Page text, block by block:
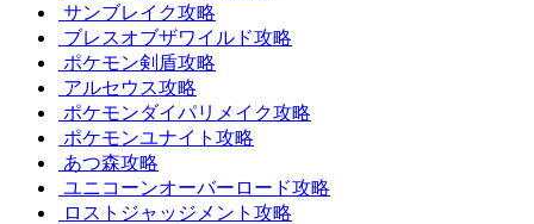
サンブレイク攻略
ブレスオブザワイルド攻略
ポケモン剣盾攻略
アルセウス攻略
ポケモンダイパリメイク攻略
ポケモンユナイト攻略
あつ森攻略
ユニコーンオーバーロード攻略
ロストジャッジメント攻略